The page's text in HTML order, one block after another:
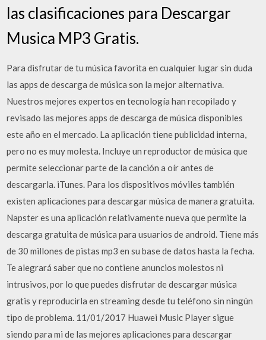
las clasificaciones para Descargar
Musica MP3 Gratis.
Para disfrutar de tu música favorita en cualquier lugar sin duda
las apps de descarga de música son la mejor alternativa.
Nuestros mejores expertos en tecnología han recopilado y
revisado las mejores apps de descarga de música disponibles
este año en el mercado. La aplicación tiene publicidad interna,
pero no es muy molesta. Incluye un reproductor de música que
permite seleccionar parte de la canción a oír antes de
descargarla. iTunes. Para los dispositivos móviles también
existen aplicaciones para descargar música de manera gratuita.
Napster es una aplicación relativamente nueva que permite la
descarga gratuita de música para usuarios de android. Tiene más
de 30 millones de pistas mp3 en su base de datos hasta la fecha.
Te alegrará saber que no contiene anuncios molestos ni
intrusivos, por lo que puedes disfrutar de descargar música
gratis y reproducirla en streaming desde tu teléfono sin ningún
tipo de problema. 11/01/2017 Huawei Music Player sigue
siendo para mi de las mejores aplicaciones para descargar